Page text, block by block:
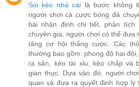
Soi kèo nhà cái là bước không
người chơi cá cược bóng đá
bài nhận định chi tiết, phân
chuyên gia, người chơi có thể đưa
tăng cơ hội thắng cược. Các
thường bao gồm: phong độ hai
ra sân, kèo tài xỉu, kèo chấp và
gian thực. Dựa vào đó, người
quan và đưa ra quyết định hợp